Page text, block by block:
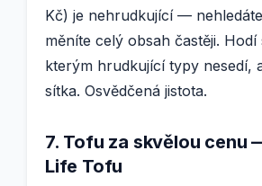
Kč) je nehrudkující —
měníte celý obsah častěji. Hodí
kterým hrudkující typy nesedí,
sítka. Osvědčená jistota.
7. Tofu za skvělou cenu
Life Tofu